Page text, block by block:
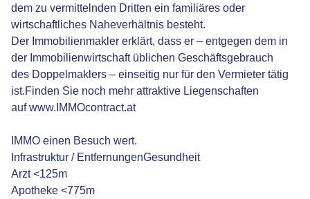
dem zu vermittelnden Dritten ein familiäres oder
wirtschaftliches Naheverhältnis besteht.
Der Immobilienmakler erklärt, dass er – entgegen dem in
der Immobilienwirtschaft üblichen Geschäftsgebrauch
des Doppelmaklers – einseitig nur für den Vermieter tätig
ist.Finden Sie noch mehr attraktive Liegenschaften
auf www.IMMOcontract.at
IMMO einen Besuch wert.
Infrastruktur / EntfernungenGesundheit
Arzt <125m
Apotheke <775m